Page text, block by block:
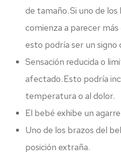
de tamaño. Si uno de
comienza a parecer
esto podría ser un signo
Sensación reducida o
afectado. Esto podría
temperatura o al dolor.
El bebé exhibe un
Uno de los brazos del
posición extraña.